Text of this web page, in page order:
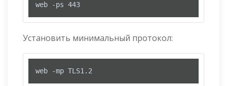
web -ps 443
Установить минимальный протокол:
web -mp TLS1.2